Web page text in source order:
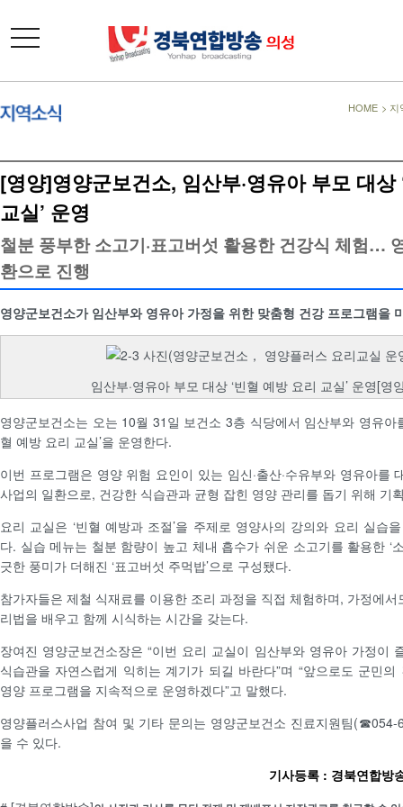
toggle
navigation
HOME > 지
[영양]영양군보건소, 임산부·영유아 부모 대상
교실’ 운영
철분 풍부한 소고기·표고버섯 활용한 건강식 체험…
환으로 진행
영양군보건소가 임산부와 영유아 가정을 위한 맞춤형 건강 프로그램을
임산부·영유아 부모 대상 ‘빈혈 예방 요리 교실’ 운영[영
영양군보건소는 오는 10월 31일 보건소 3층 식당에서 임산부와 영유아
혈 예방 요리 교실’을 운영한다.
이번 프로그램은 영양 위험 요인이 있는 임신·출산·수유부와 영유아를
사업의 일환으로, 건강한 식습관과 균형 잡힌 영양 관리를 돕기 위해 기
요리 교실은 ‘빈혈 예방과 조절’을 주제로 영양사의 강의와 요리 실습
다. 실습 메뉴는 철분 함량이 높고 체내 흡수가 쉬운 소고기를 활용한 ‘
긋한 풍미가 더해진 ‘표고버섯 주먹밥’으로 구성됐다.
참가자들은 제철 식재료를 이용한 조리 과정을 직접 체험하며, 가정에
리법을 배우고 함께 시식하는 시간을 갖는다.
장여진 영양군보건소장은 “이번 요리 교실이 임산부와 영유아 가정이
식습관을 자연스럽게 익히는 계기가 되길 바란다”며 “앞으로도 군민
영양 프로그램을 지속적으로 운영하겠다”고 말했다.
영양플러스사업 참여 및 기타 문의는 영양군보건소 진료지원팀
을 수 있다.
기사등록 : 경북연합